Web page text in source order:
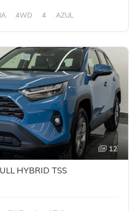
4WD 4 AZUL
12
HYBRID TSS